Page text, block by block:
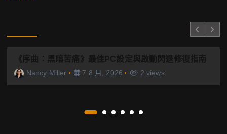
《序曲：黑暗苦痛》最佳PC設定與啟動閃退修復指南
Nancy Miller 7 8 月, 2026 2 views